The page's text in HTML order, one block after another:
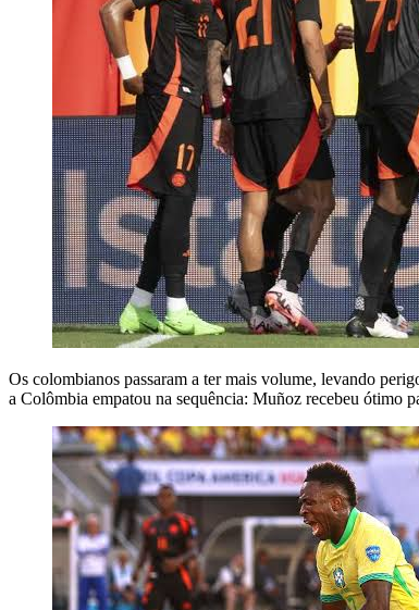
Os colombianos passaram a ter mais volume, levando
a Colômbia empatou na sequência: Muñoz recebeu ótimo